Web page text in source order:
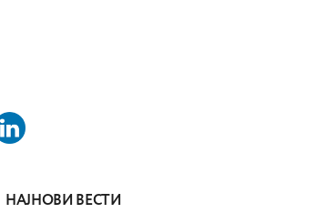
НАЈНОВИ ВЕСТИ